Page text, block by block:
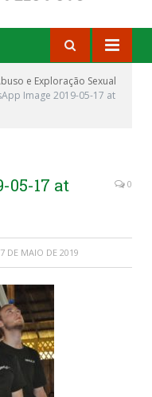
e Exploração Sexual
Image 2019-05-17 at
05-17 at
0
DE MAIO DE 2019